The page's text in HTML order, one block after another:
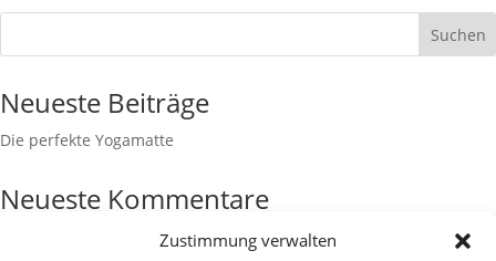
Zustimmung verwalten
Neueste Beiträge
Die perfekte Yogamatte
Neueste Kommentare